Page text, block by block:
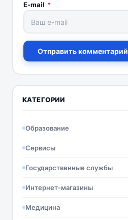
E-mail *
Отправить комментарий
КАТЕГОРИИ
Образование
Сервисы
Государственные службы
Интернет-магазины
Медицина